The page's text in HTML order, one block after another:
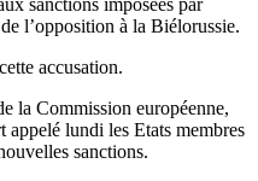
sanctions imposées par
l’opposition à la Biélorussie.
accusation.
la Commission européenne,
lundi les Etats membres
sanctions.